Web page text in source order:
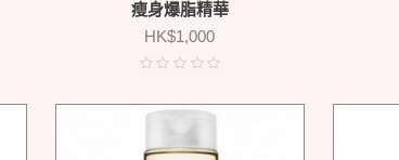
瘦身爆脂精華
HK$1,000